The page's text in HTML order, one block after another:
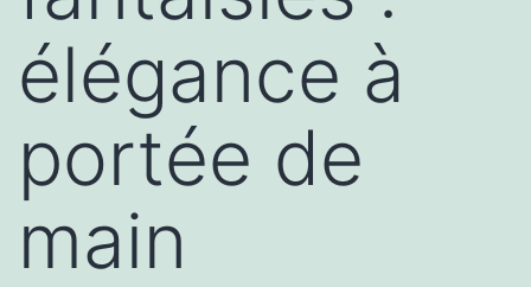
élégance à
portée de
main